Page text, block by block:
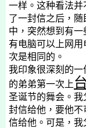
一样。这种看法
了一封信之后，
中，突然想到有
有电脑可以上网
次是相同的。
我印象很深刻的
的弟弟第一次上
圣诞节的舞会。
封信给他，要他
信给他。可是，我